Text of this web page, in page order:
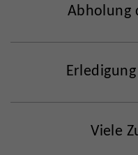
Abholung
Viele